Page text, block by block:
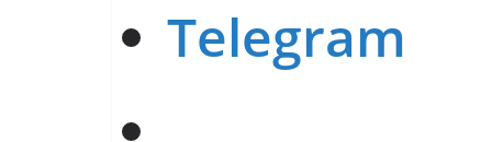
Telegram